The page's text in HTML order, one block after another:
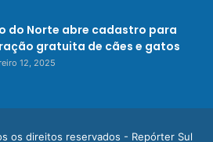
do Norte abre cadastro para
gratuita de cães e gatos
12, 2025
os direitos reservados - Repórter Sul